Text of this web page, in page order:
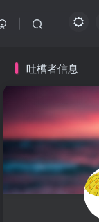
吐槽者信息